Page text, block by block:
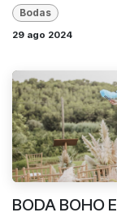
Bodas
29 ago 2024
BODA BOHO